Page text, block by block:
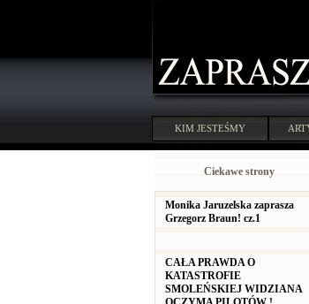
KIM JESTEŚMY
Ciekawe strony
Monika Jaruzelska zaprasza
Grzegorz Braun! cz.1
CAŁA PRAWDA O
KATASTROFIE
SMOLEŃSKIEJ WIDZIANA